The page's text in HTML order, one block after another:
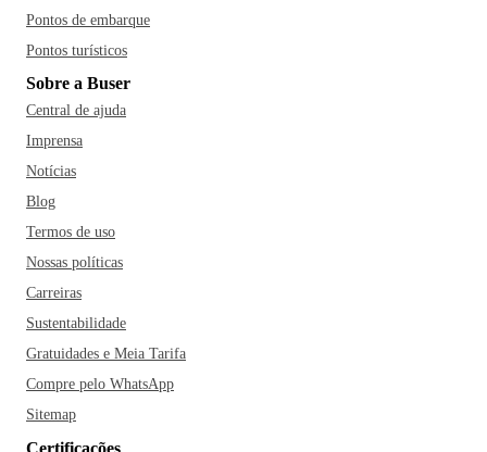
Pontos de embarque
Pontos turísticos
Sobre a Buser
Central de ajuda
Imprensa
Notícias
Blog
Termos de uso
Nossas políticas
Carreiras
Sustentabilidade
Gratuidades e Meia Tarifa
Compre pelo WhatsApp
Sitemap
Certificações